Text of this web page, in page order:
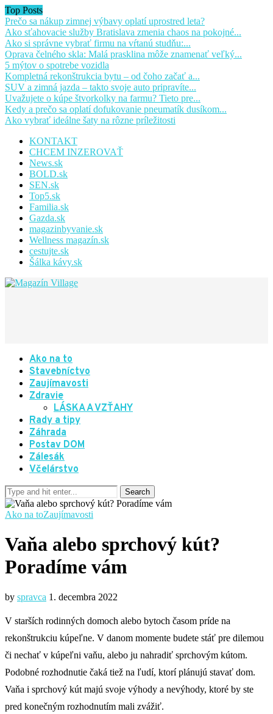
Top Posts
Prečo sa nákup zimnej výbavy oplatí uprostred leta?
Ako sťahovacie služby Bratislava zmenia chaos na pokojné...
Ako si správne vybrať firmu na vŕtanú studňu:...
Oprava čelného skla: Malá prasklina môže znamenať veľký...
5 mýtov o spotrebe vozidla
Kompletná rekonštrukcia bytu – od čoho začať a...
SUV a zimná jazda – takto svoje auto pripravíte...
Uvažujete o kúpe štvorkolky na farmu? Tieto pre...
Kedy a prečo sa oplatí dofukovanie pneumatík dusíkom...
Ako vybrať ideálne šaty na rôzne príležitosti
KONTAKT
CHCEM INZEROVAŤ
News.sk
BOLD.sk
SEN.sk
Top5.sk
Familia.sk
Gazda.sk
magazinbyvanie.sk
Wellness magazín.sk
cestujte.sk
Šálka kávy.sk
Ako na to
Stavebníctvo
Zaujímavosti
Zdravie
LÁSKA A VZŤAHY
Rady a tipy
Záhrada
Postav DOM
Zálesák
Včelárstvo
Ako na toZaujímavosti
Vaňa alebo sprchový kút?
Poradíme vám
by spravca 1. decembra 2022
V starších rodinných domoch alebo bytoch časom príde na
rekonštrukciu kúpeľne. V danom momente budete stáť pre dilemou
či nechať v kúpeľni vaňu, alebo ju nahradiť sprchovým kútom.
Podobné rozhodnutie čaká tiež na ľudí, ktorí plánujú stavať dom.
Vaňa i sprchový kút majú svoje výhody a nevýhody, ktoré by ste
pred konečným rozhodnutím mali zvážiť.